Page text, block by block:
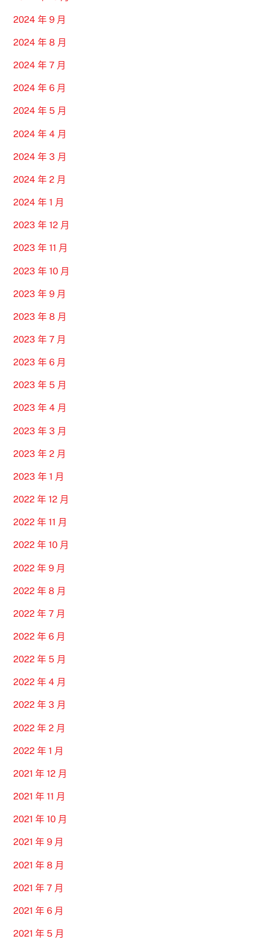
2024 年 9 月
2024 年 8 月
2024 年 7 月
2024 年 6 月
2024 年 5 月
2024 年 4 月
2024 年 3 月
2024 年 2 月
2024 年 1 月
2023 年 12 月
2023 年 11 月
2023 年 10 月
2023 年 9 月
2023 年 8 月
2023 年 7 月
2023 年 6 月
2023 年 5 月
2023 年 4 月
2023 年 3 月
2023 年 2 月
2023 年 1 月
2022 年 12 月
2022 年 11 月
2022 年 10 月
2022 年 9 月
2022 年 8 月
2022 年 7 月
2022 年 6 月
2022 年 5 月
2022 年 4 月
2022 年 3 月
2022 年 2 月
2022 年 1 月
2021 年 12 月
2021 年 11 月
2021 年 10 月
2021 年 9 月
2021 年 8 月
2021 年 7 月
2021 年 6 月
2021 年 5 月